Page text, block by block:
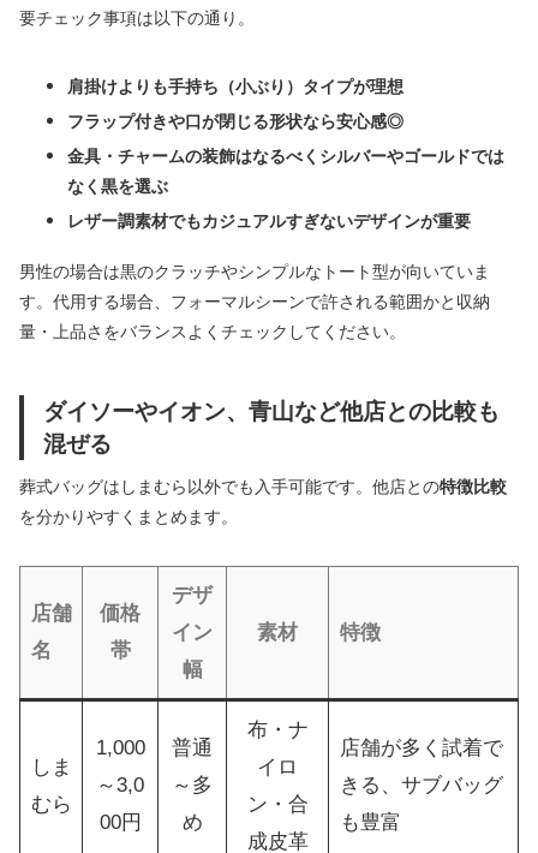
要チェック事項は以下の通り。
肩掛けよりも手持ち（小ぶり）タイプが理想
フラップ付きや口が閉じる形状なら安心感◎
金具・チャームの装飾はなるべくシルバーやゴールドでは
なく黒を選ぶ
レザー調素材でもカジュアルすぎないデザインが重要
男性の場合は黒のクラッチやシンプルなトート型が向いていま
す。代用する場合、フォーマルシーンで許される範囲かと収納
量・上品さをバランスよくチェックしてください。
ダイソーやイオン、青山など他店との比較も
混ぜる
葬式バッグはしまむら以外でも入手可能です。他店との特徴比較
を分かりやすくまとめます。
店舗
名
価格
帯
デザ
イン
幅
素材 特徴
しま
むら
1,000
～3,0
00円
普通
～多
め
布・ナ
イロ
ン・合
成皮革
店舗が多く試着で
きる、サブバッグ
も豊富